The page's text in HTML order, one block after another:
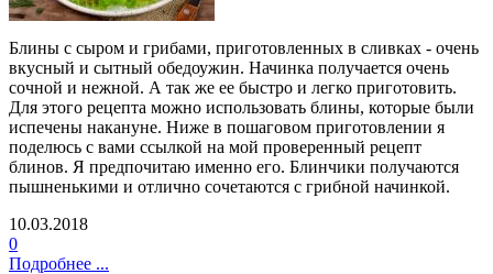
Блины с сыром и грибами, приготовленных в сливках - очень
вкусный и сытный обедоужин. Начинка получается очень
сочной и нежной. А так же ее быстро и легко приготовить.
Для этого рецепта можно использовать блины, которые были
испечены накануне. Ниже в пошаговом приготовлении я
поделюсь с вами ссылкой на мой проверенный рецепт
блинов. Я предпочитаю именно его. Блинчики получаются
пышненькими и отлично сочетаются с грибной начинкой.
10.03.2018
0
Подробнее ...